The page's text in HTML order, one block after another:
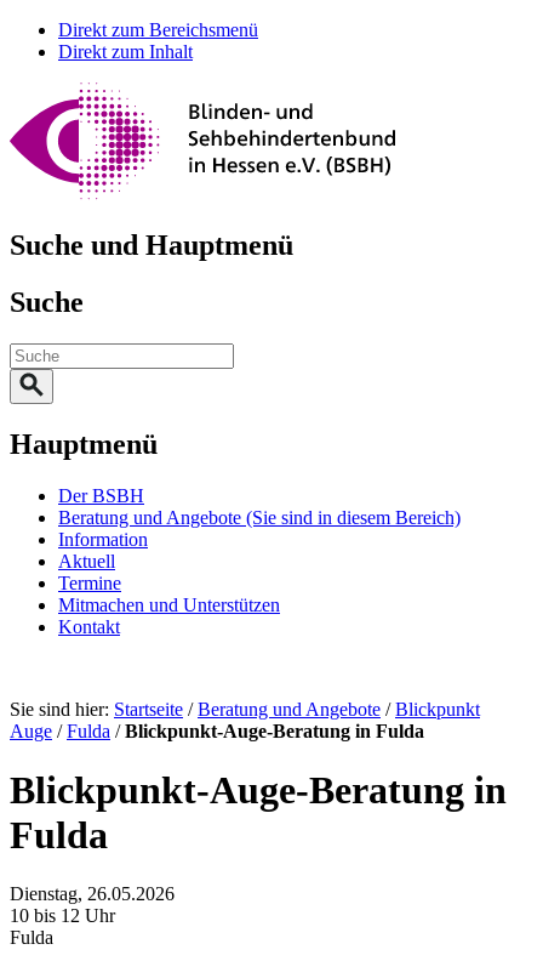
Direkt zum Bereichsmenü
Direkt zum Inhalt
Suche und Hauptmenü
Suche
Hauptmenü
Der BSBH
Beratung und Angebote (Sie sind in diesem Bereich)
Information
Aktuell
Termine
Mitmachen und Unterstützen
Kontakt
Sie sind hier: Startseite / Beratung und Angebote /Blickpunkt
Auge /Fulda /Blickpunkt-Auge-Beratung in Fulda
Blickpunkt-Auge-Beratung in
Fulda
Dienstag, 26.05.2026
10 bis 12 Uhr
Fulda